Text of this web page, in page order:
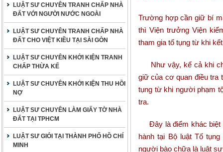
LUẬT SƯ CHUYÊN TRANH CHẤP NHÀ
ĐẤT VỚI NGƯỜI NƯỚC NGOÀI
LUẬT SƯ CHUYÊN TRANH CHẤP NHÀ
ĐẤT CHO VIỆT KIỀU TẠI SÀI GÒN
LUẬT SƯ CHUYÊN KHỞI KIỆN TRANH
CHẤP THỪA KẾ
LUẬT SƯ CHUYÊN KHỞI KIỆN THU HỒI
NỢ
LUẬT SƯ CHUYÊN LÀM GIẤY TỜ NHÀ
ĐẤT TẠI TPHCM
LUẬT SƯ GIỎI TẠI THÀNH PHỐ HỒ CHÍ
MINH
Trường hợp cần giữ bí
thì Viện trưởng Viện
tham gia tố tụng từ khi
Như vậy, kể cả khi
giữ của cơ quan điều tra
tụng từ khi người phạm
tra.
Đây là điểm khác biệt
hành tại Bộ luật Tố
người bào chữa là luật